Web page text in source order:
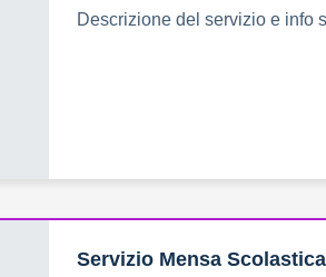
Descrizione del servizio e info
Servizio Mensa Scolastica